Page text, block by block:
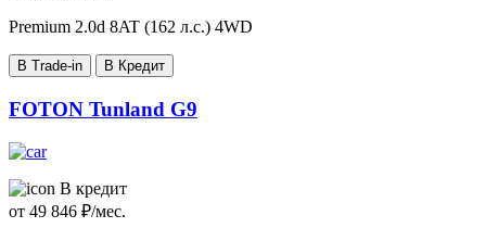
Premium 2.0d 8AT (162 л.с.) 4WD
В Trade-in В Кредит
FOTON Tunland G9
В кредит
от 49 846 ₽/мес.